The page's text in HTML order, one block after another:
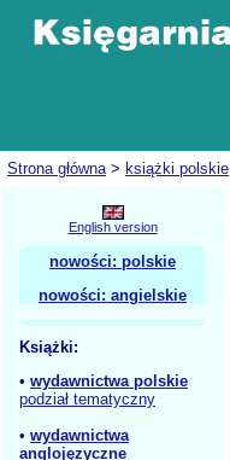
Strona główna> książki polskie
English version
nowości: polskie
nowości: angielskie
Książki:
• wydawnictwa polskie
podział tematyczny
• wydawnictwa
anglojęzyczne